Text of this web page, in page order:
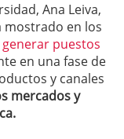
Ana Leiva,
mostrado en los
puestos
en una fase de
y canales
mercados y